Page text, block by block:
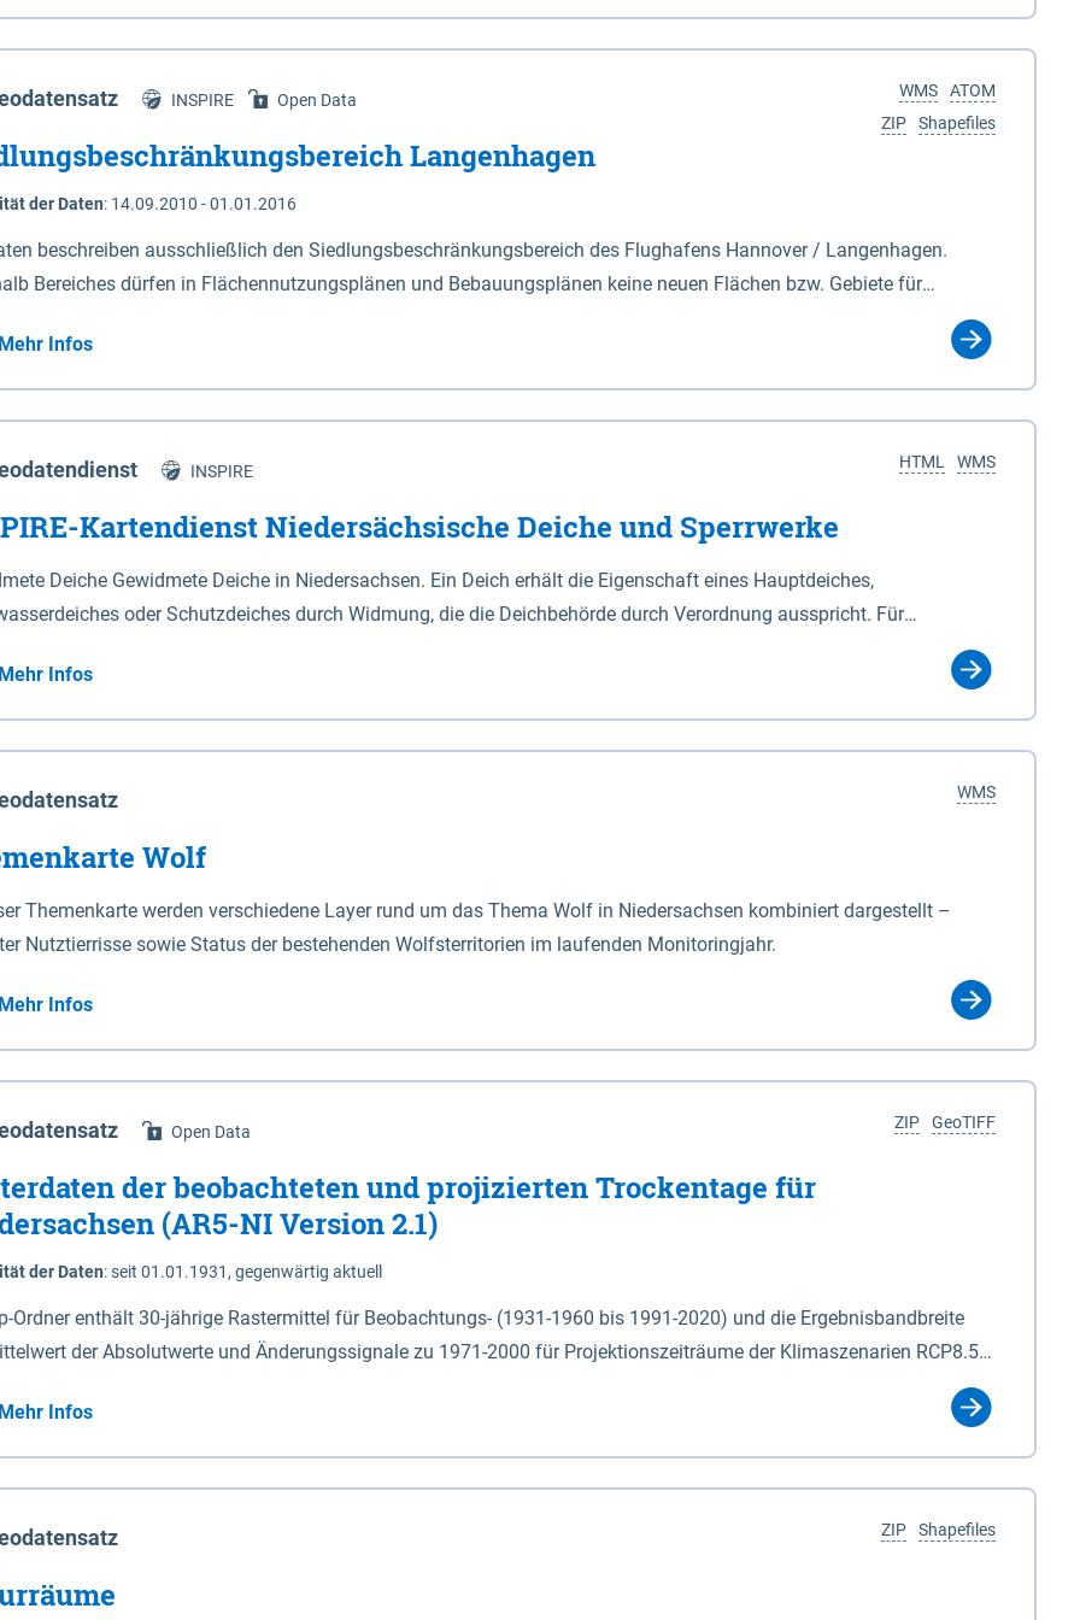
Niedersachsen (vgl. Abb. 4-1) entlang der Elbe zwischen Schnackenburg im Osten und Hohnstorf (Elbe) im Westen
472,5 bei Schnackenburg bis 569 bei Lauenburg). Das Biosphärenreservat umfasst Teile der Landkreise
Dannenberg und Lüneburg.
ATOM
WMS
Shapefiles
ZIP
INSPIRE Open Data
Langenhagen
der Daten: 14.09.2010 - 01.01.2016
beschreiben ausschließlich den Siedlungsbeschränkungsbereich des Flughafens Hannover / Langenhagen.
Bereiches dürfen in Flächennutzungsplänen und Bebauungsplänen keine neuen Flächen bzw. Gebiete für
Mehr Infos
WMS
HTML
INSPIRE
Kartendienst Niedersächsische Deiche und Sperrwerke
Deiche Gewidmete Deiche in Niedersachsen. Ein Deich erhält die Eigenschaft eines Hauptdeiches,
oder Schutzdeiches durch Widmung, die die Deichbehörde durch Verordnung ausspricht. Für
Deiche gelten die Bestimmungen des Niedersächsischen Deichgesetzes (NDG). Die Widmung "2.Deichlinie" ist
Sperrwerke Sperrwerke sind Bauwerke mit Sperrvorrichtungen in Tidegewässern, die dem
eines Gebietes vor erhöhten Tiden, vor allem vor Sturmfluten, zu dienen bestimmt sind (§2 Abs.3 NDG). Ein Bauwerk
Art erhält die Eigenschaft eines Sperrwerkes durch Widmung, die die Deichbehörde durch Verordnung
Mehr Infos
WMS
Wolf
Themenkarte werden verschiedene Layer rund um das Thema Wolf in Niedersachsen kombiniert dargestellt –
Nutztierrisse sowie Status der bestehenden Wolfsterritorien im laufenden Monitoringjahr.
Mehr Infos
GeoTIFF
ZIP
Open Data
der beobachteten und projizierten Trockentage für
(AR5-NI Version 2.1)
der Daten:seit 01.01.1931, gegenwärtig aktuell
Ordner enthält 30-jährige Rastermittel für Beobachtungs- (1931-1960 bis 1991-2020) und die Ergebnisbandbreite
der Absolutwerte und Änderungssignale zu 1971-2000 für Projektionszeiträume der Klimaszenarien RCP8.5
(Jun. - Aug.) - au: Herbst (Sep. - Nov.) - wi: Winter (Dez. - Feb.) - hyr:
Jahr (Nov. - Okt.) - hsu: Hydrologisches Sommerhalbjahr (Mai - Okt.) - hwi: Hydrologisches Winterhalbjahr
- vd: Vegetationsruhe (Okt. - Mär.) Neben den Rasterdaten ist eine
zu den Dateinamen und für eine Darstellung im GIS eine Klassifizierung der Rasterdaten mit Klassenname und
code gegeben.
Mehr Infos
Shapefiles
ZIP